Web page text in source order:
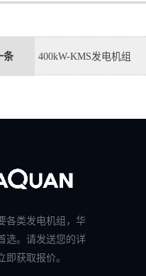
条 400kW-KMS发电机组
各类发电机组，华
选。请发送您的详
即获取报价。